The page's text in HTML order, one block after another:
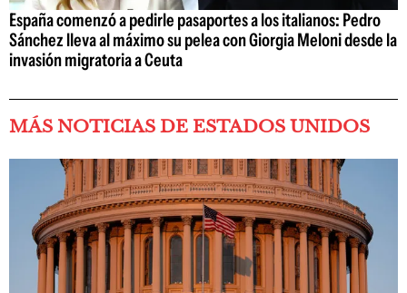
España comenzó a pedirle pasaportes a los italianos: Pedro
Sánchez lleva al máximo su pelea con Giorgia Meloni desde la
invasión migratoria a Ceuta
MÁS NOTICIAS DE ESTADOS UNIDOS